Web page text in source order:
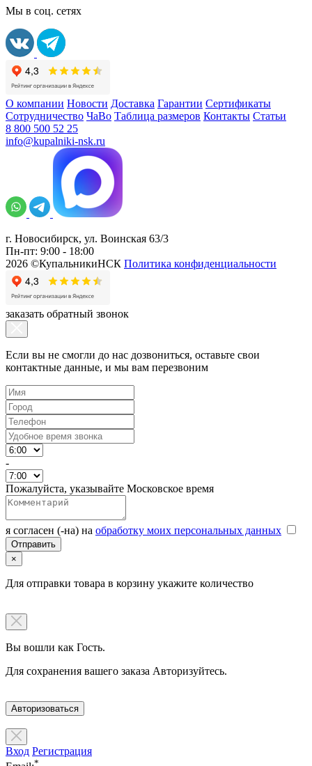
Мы в соц. сетях
О компании Новости Доставка Гарантии Сертификаты
Сотрудничество ЧаВо Таблица размеров Контакты Статьи
8 800 500 52 25
info@kupalniki-nsk.ru
г. Новосибирск, ул. Воинская 63/3
Пн-пт: 9:00 - 18:00
2026 ©КупальникиНСК Политика конфиденциальности
заказать обратный звонок
Если вы не смогли до нас дозвониться, оставьте свои
контактные данные, и мы вам перезвоним
-
Пожалуйста, указывайте Московское время
я согласен (-на) на обработку моих персональных данных
×
Для отправки товара в корзину укажите количество
Вы вошли как Гость.
Для сохранения вашего заказа Авторизуйтесь.
Авторизоваться
Вход Регистрация
*